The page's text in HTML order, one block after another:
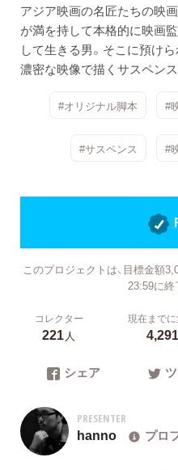
アジア映画の名匠たちの映
が満を持して本格的に映画
して生きる男。そこに預けら
濃密な映像で描くサスペン
#オリジナル脚本 #
#サスペンス #
このプロジェクトは、目標金額
23:59に終
コレクター
221人
現在まで
シェア
PRESENTER
hanno プロ